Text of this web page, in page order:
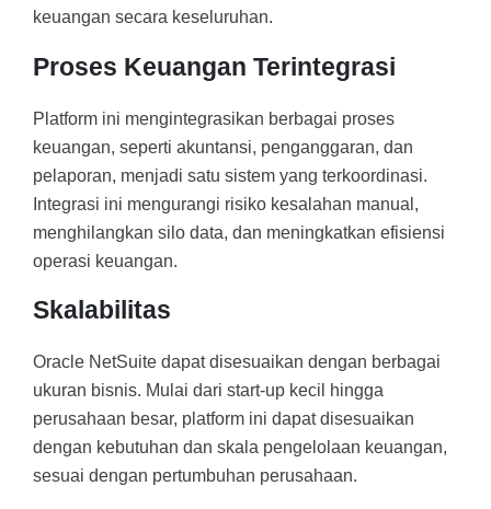
keuangan secara keseluruhan.
Proses Keuangan Terintegrasi
Platform ini mengintegrasikan berbagai proses
keuangan, seperti akuntansi, penganggaran, dan
pelaporan, menjadi satu sistem yang terkoordinasi.
Integrasi ini mengurangi risiko kesalahan manual,
menghilangkan silo data, dan meningkatkan efisiensi
operasi keuangan.
Skalabilitas
Oracle NetSuite dapat disesuaikan dengan berbagai
ukuran bisnis. Mulai dari start-up kecil hingga
perusahaan besar, platform ini dapat disesuaikan
dengan kebutuhan dan skala pengelolaan keuangan,
sesuai dengan pertumbuhan perusahaan.